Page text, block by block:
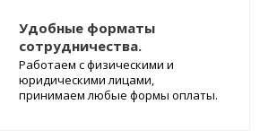
Удобные форматы
сотрудничества.
Работаем с физическими и
юридическими лицами,
принимаем любые формы оплаты.